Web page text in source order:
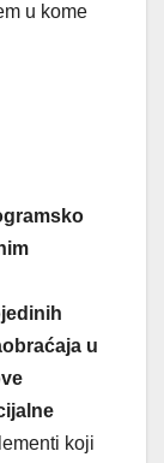
u kome
u
koji